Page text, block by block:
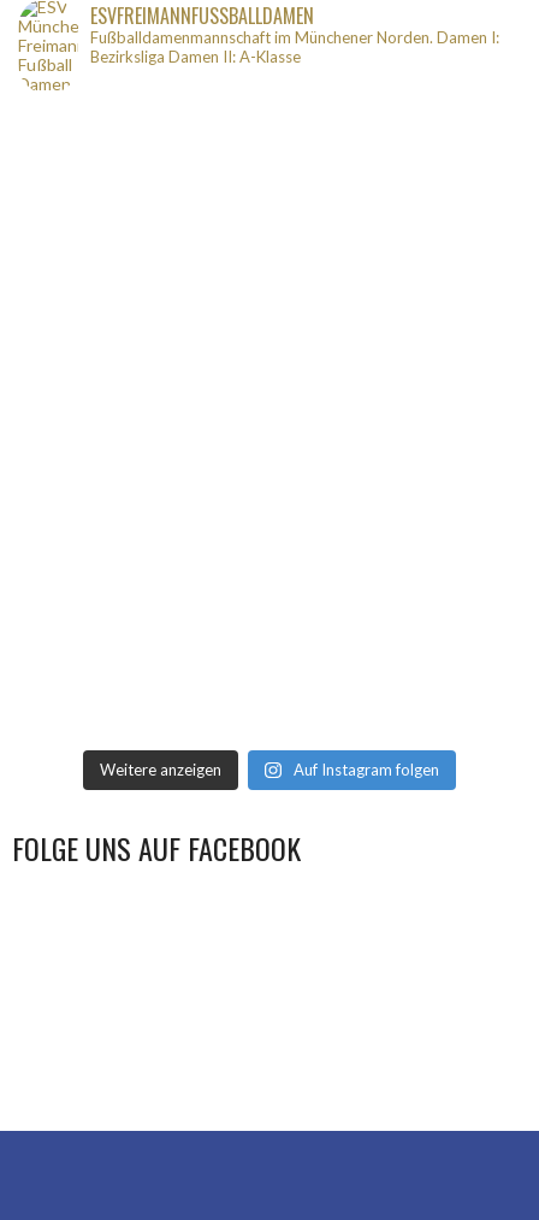
ESVFREIMANNFUSSBALLDAMEN
Fußballdamenmannschaft im Münchener Norden. Damen I:
Bezirksliga Damen II: A-Klasse
Weitere anzeigen Auf Instagram folgen
FOLGE UNS AUF FACEBOOK